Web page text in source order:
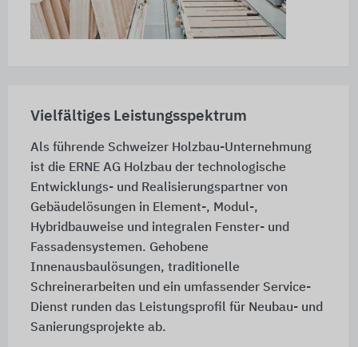
Vielfältiges Leistungsspektrum
Als führende Schweizer Holzbau-Unternehmung
ist die ERNE AG Holzbau der technologische
Entwicklungs- und Realisierungspartner von
Gebäudelösungen in Element-, Modul-,
Hybridbauweise und integralen Fenster- und
Fassadensystemen. Gehobene
Innenausbaulösungen, traditionelle
Schreinerarbeiten und ein umfassender Service-
Dienst runden das Leistungsprofil für Neubau- und
Sanierungsprojekte ab.